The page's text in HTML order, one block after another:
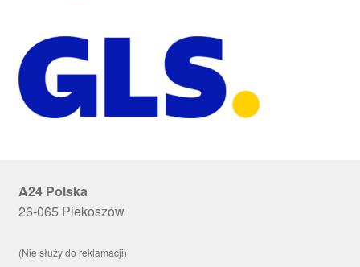
A24 Polska
26-065 Piekoszów
(Nie służy do reklamacji)